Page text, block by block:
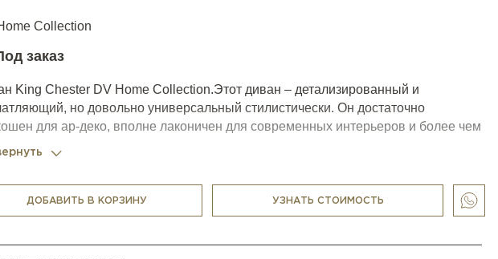
Collection
заказ
King Chester DV Home Collection.Этот диван – детализированный и
но довольно универсальный стилистически. Он достаточно
для ар-деко, вполне лаконичен для современных интерьеров и более чем
и выразителен для лофта или даже колониального стиля: такой
доступен также в более компактном варианте длиной 240 см.
ДОБАВИТЬ В КОРЗИНУ УЗНАТЬ СТОИМОСТЬ